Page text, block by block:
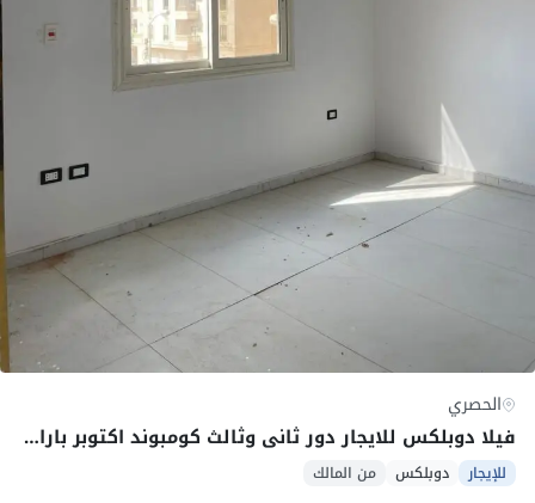
الحصري
فيلا دوبلكس للايجار دور ثاني وثالث كومبوند اكتوبر باراديس
للإيجار دوبلكس من المالك